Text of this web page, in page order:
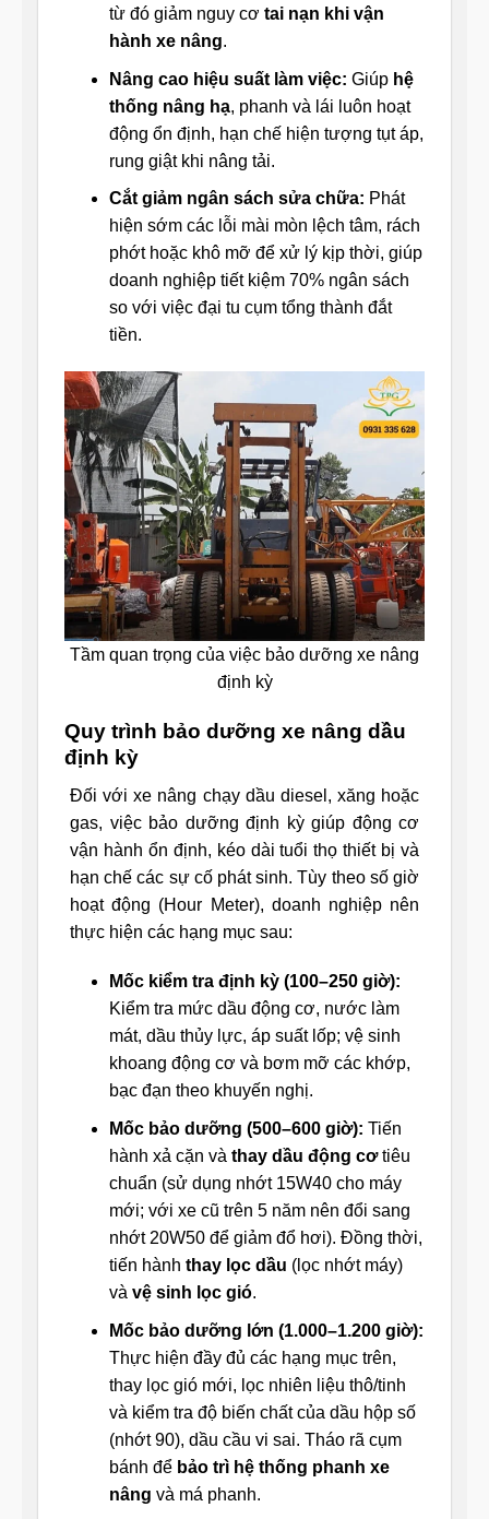
từ đó giảm nguy cơ tai nạn khi vận
hành xe nâng.
Nâng cao hiệu suất làm việc: Giúp hệ
thống nâng hạ, phanh và lái luôn hoạt
động ổn định, hạn chế hiện tượng tụt áp,
rung giật khi nâng tải.
Cắt giảm ngân sách sửa chữa: Phát
hiện sớm các lỗi mài mòn lệch tâm, rách
phớt hoặc khô mỡ để xử lý kịp thời, giúp
doanh nghiệp tiết kiệm 70% ngân sách
so với việc đại tu cụm tổng thành đắt
tiền.
Tầm quan trọng của việc bảo dưỡng xe nâng
định kỳ
Quy trình bảo dưỡng xe nâng dầu
định kỳ
Đối với xe nâng chạy dầu diesel, xăng hoặc
gas, việc bảo dưỡng định kỳ giúp động cơ
vận hành ổn định, kéo dài tuổi thọ thiết bị và
hạn chế các sự cố phát sinh. Tùy theo số giờ
hoạt động (Hour Meter), doanh nghiệp nên
thực hiện các hạng mục sau:
Mốc kiểm tra định kỳ (100–250 giờ):
Kiểm tra mức dầu động cơ, nước làm
mát, dầu thủy lực, áp suất lốp; vệ sinh
khoang động cơ và bơm mỡ các khớp,
bạc đạn theo khuyến nghị.
Mốc bảo dưỡng (500–600 giờ): Tiến
hành xả cặn và thay dầu động cơtiêu
chuẩn (sử dụng nhớt 15W40 cho máy
mới; với xe cũ trên 5 năm nên đổi sang
nhớt 20W50 để giảm đổ hơi). Đồng thời,
tiến hành thay lọc dầu (lọc nhớt máy)
và vệ sinh lọc gió.
Mốc bảo dưỡng lớn (1.000–1.200 giờ):
Thực hiện đầy đủ các hạng mục trên,
thay lọc gió mới, lọc nhiên liệu thô/tinh
và kiểm tra độ biến chất của dầu hộp số
(nhớt 90), dầu cầu vi sai. Tháo rã cụm
bánh để bảo trì hệ thống phanh xe
nâng và má phanh.